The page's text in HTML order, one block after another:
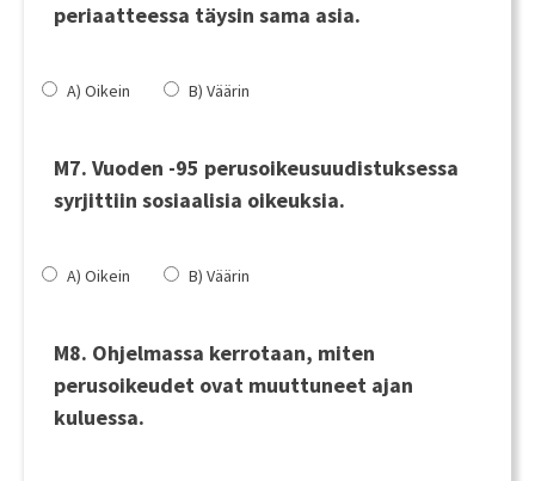
periaatteessa täysin sama asia.
A) Oikein B) Väärin
M7. Vuoden -95 perusoikeusuudistuksessa
syrjittiin sosiaalisia oikeuksia.
A) Oikein B) Väärin
M8. Ohjelmassa kerrotaan, miten
perusoikeudet ovat muuttuneet ajan
kuluessa.